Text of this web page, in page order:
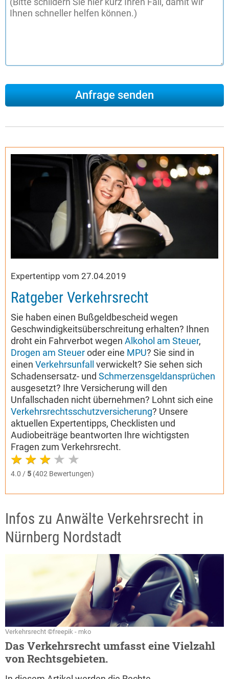
Expertentipp vom 27.04.2019
Ratgeber Verkehrsrecht
Sie haben einen Bußgeldbescheid wegen
Geschwindigkeitsüberschreitung erhalten? Ihnen
droht ein Fahrverbot wegen Alkohol am Steuer,
Drogen am Steueroder eine MPU? Sie sind in
einen Verkehrsunfall
verwickelt? Sie sehen sich
Schadensersatz- und Schmerzensgeldansprüchen
ausgesetzt? Ihre Versicherung will den
Unfallschaden nicht übernehmen? Lohnt sich eine
Verkehrsrechtsschutzversicherung? Unsere
aktuellen Expertentipps, Checklisten und
Audiobeiträge beantworten Ihre wichtigsten
Fragen zum Verkehrsrecht.
4.0 / 5 (402 Bewertungen)
Infos zu Anwälte Verkehrsrecht in
Nürnberg Nordstadt
Verkehrsrecht ©freepik - mko
Das Verkehrsrecht umfasst eine Vielzahl
von Rechtsgebieten.